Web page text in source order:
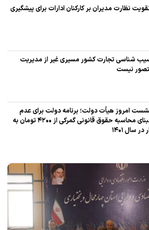
نظارت مدیران بر كاركنان ادارات برای پیشگیری
شناسی تجارت كشور مسیری غیر از مدیریت
نیست
امروز هیأت دولت؛ برنامه دولت برای عدم
اجرای افزایش نرخ ارز مبنای محاسبه حقوق قانونی گمركی از ۴۲۰۰ تومان به
سال ۱۴۰۱